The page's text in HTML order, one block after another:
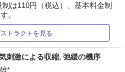
は110円（税込）、基本料金制
。
トラクトを見る
刺激による収縮, 弛緩の機序
*